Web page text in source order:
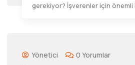
gerekiyor? İşverenler için önemli
Yönetici 0 Yorumlar